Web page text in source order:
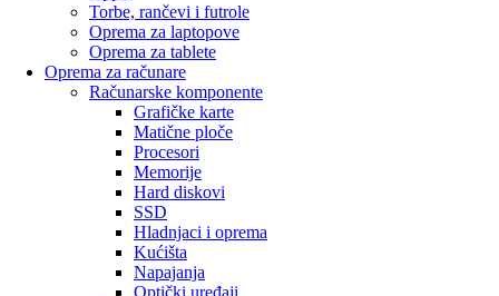
Torbe, rančevi i futrole
Oprema za laptopove
Oprema za tablete
Oprema za računare
Računarske komponente
Grafičke karte
Matične ploče
Procesori
Memorije
Hard diskovi
SSD
Hladnjaci i oprema
Kućišta
Napajanja
Optički uređaji